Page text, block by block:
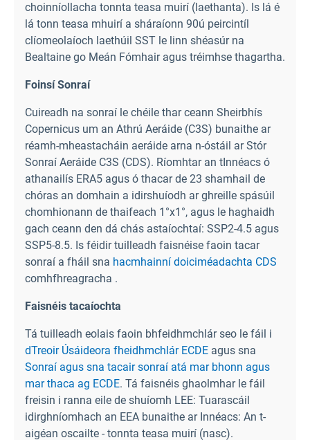
choinníollacha tonnta teasa muirí (laethanta). Is lá é
lá tonn teasa mhuirí a sháraíonn 90ú peircintíl
clíomeolaíoch laethúil SST le linn shéasúr na
Bealtaine go Meán Fómhair agus tréimhse thagartha.
Foinsí Sonraí
Cuireadh na sonraí le chéile thar ceann Sheirbhís
Copernicus um an Athrú Aeráide (C3S) bunaithe ar
réamh-mheastacháin aeráide arna n-óstáil ar Stór
Sonraí Aeráide C3S (CDS). Ríomhtar an tInnéacs ó
athanailís ERA5 agus ó thacar de 23 shamhail de
chóras an domhain a idirshuíodh ar ghreille spásúil
chomhionann de thaifeach 1°x1°, agus le haghaidh
gach ceann den dá chás astaíochtaí: SSP2-4.5 agus
SSP5-8.5. Is féidir tuilleadh faisnéise faoin tacar
sonraí a fháil sna hacmhainní doiciméadachta CDS
comhfhreagracha .
Faisnéis tacaíochta
Tá tuilleadh eolais faoin bhfeidhmchlár seo le fáil i
dTreoir Úsáideora fheidhmchlár ECDE agus sna
Sonraí agus sna tacair sonraí atá mar bhonn agus
mar thaca ag ECDE. Tá faisnéis ghaolmhar le fáil
freisin i ranna eile de shuíomh LEE: Tuarascáil
idirghníomhach an EEA bunaithe ar Innéacs: An t-
aigéan oscailte - tonnta teasa muirí (nasc).